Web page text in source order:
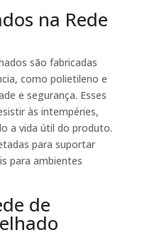
na Rede
são fabricadas
como polietileno e
e segurança. Esses
às intempéries,
a vida útil do produto.
para suportar
para ambientes
de